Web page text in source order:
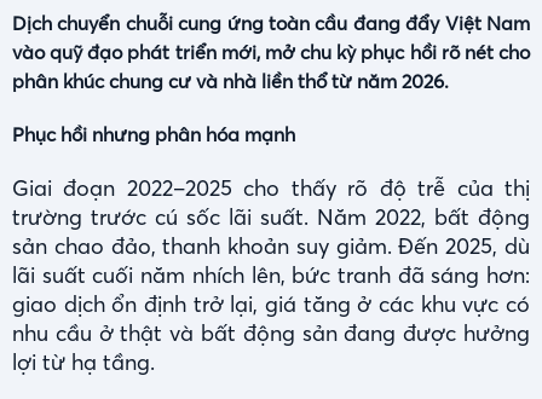
Dịch chuyển chuỗi cung ứng toàn cầu đang đẩy Việt Nam
vào quỹ đạo phát triển mới, mở chu kỳ phục hồi rõ nét cho
phân khúc chung cư và nhà liền thổ từ năm 2026.
Phục hồi nhưng phân hóa mạnh
Giai đoạn 2022–2025 cho thấy rõ độ trễ của thị
trường trước cú sốc lãi suất. Năm 2022, bất động
sản chao đảo, thanh khoản suy giảm. Đến 2025, dù
lãi suất cuối năm nhích lên, bức tranh đã sáng hơn:
giao dịch ổn định trở lại, giá tăng ở các khu vực có
nhu cầu ở thật và bất động sản đang được hưởng
lợi từ hạ tầng.